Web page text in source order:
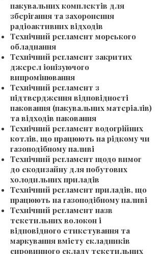
пакувальних комплектів для
зберігання та захоронення
радіоактивних відходів
Технічний регламент морського
обладнання
Технічний регламент закритих
джерел іонізуючого
випромінювання
Технічний регламент з
підтвердження відповідності
паковання (пакувальних матеріалів)
та відходів паковання
Технічний регламент водогрійних
котлів, що працюють на рідкому чи
газоподібному паливі
Технічний регламент щодо вимог
до екодизайну для побутових
холодильних приладів
Технічний регламент приладів, що
працюють на газоподібному паливі
Технічний регламент назв
текстильних волокон і
відповідного етикетування та
маркування вмісту складників
сировинного складу текстильних